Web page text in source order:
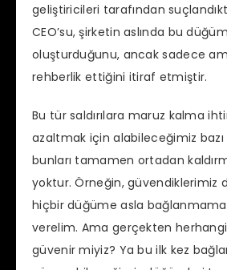
geliştiricileri tarafından
CEO’su, şirketin aslında bu
oluşturduğunu, ancak sadece
rehberlik ettiğini itiraf etmiştir.
Bu tür saldırılara maruz kalma
azaltmak için alabileceğimiz
bunları tamamen ortadan
yoktur. Örneğin, güvendiklerimiz
hiçbir düğüme asla
verelim. Ama gerçekten
güvenir miyiz? Ya bu ilk kez